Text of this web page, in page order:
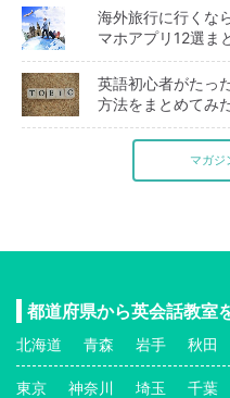
海外旅行に行くな
マホアプリ12選ま
英語初心者がたっ
方法をまとめてみた
マガジ
都道府県から英会話教室
北海道 青森 岩手 秋田
東京 神奈川 埼玉 千葉